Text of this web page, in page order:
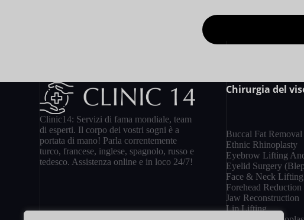
Clinic14: Servizi di fama mondiale, team
di esperti. Il corpo dei vostri sogni è a
portata di mano! Parla correntemente
turco, francese, inglese, spagnolo, russo e
tedesco. Assistenza online e in loco 24/7!
Chirurgia del
Buccal Fat Removal
Ethnic Rhinoplasty
Eyebrow Lifting
Eyelid Surgery
Face & Neck Lifting
Forehead Reduction
Jaw Reconstruction
Lip Lifting